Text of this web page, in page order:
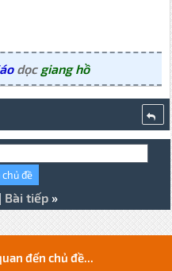
dọc giang hồ
Bài tiếp»
đến chủ đề...